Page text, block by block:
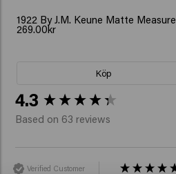
1922 By J.M. Keune Matte Measure
269.00kr
Köp
4.3
Based on 63 reviews
Verified Customer
New content loaded